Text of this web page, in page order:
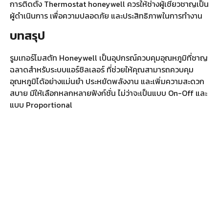
การติดตั้ง Thermostat honeywell ควรให้ช่างผู้เชี่ยวชาญเป็น
ผู้ดำเนินการ เพื่อความปลอดภัย และประสิทธิภาพในการทำงาน
บทสรุป
รูมเทอร์โมสตัท Honeywell เป็นอุปกรณ์ควบคุมอุณหภูมิที่ชาญ
ฉลาดสำหรับระบบแอร์ชิลเลอร์ ที่ช่วยให้คุณสามารถควบคุม
อุณหภูมิได้อย่างแม่นยำ ประหยัดพลังงาน และเพิ่มความสะดวก
สบาย มีให้เลือกหลกหลายฟังก์ชั่น ไม่ว่าจะเป็นแบบ On-Off และ
แบบ Proportional